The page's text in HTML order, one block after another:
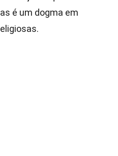
é um dogma em